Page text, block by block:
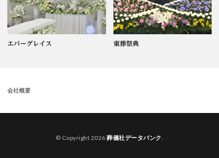
エバーグレイス 東葬祭典
会社概要
© Copyright 2026葬儀社データバンク.